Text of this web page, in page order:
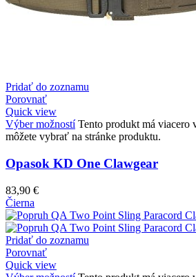
Pridať do zoznamu
Porovnať
Quick view
Výber možností Tento produkt má viacero
môžete vybrať na stránke produktu.
Opasok KD One Clawgear
83,90 €
Čierna
Pridať do zoznamu
Porovnať
Quick view